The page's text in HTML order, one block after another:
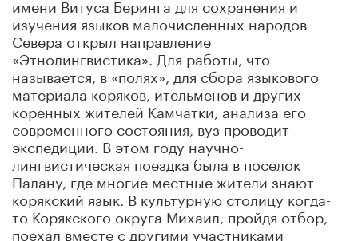
имени Витуса Беринга для сохранения и
изучения языков малочисленных народов
Севера открыл направление
«Этнолингвистика». Для работы, что
называется, в «полях», для сбора языкового
материала коряков, ительменов и других
коренных жителей Камчатки, анализа его
современного состояния, вуз проводит
экспедиции. В этом году научно-
лингвистическая поездка была в поселок
Палану, где многие местные жители знают
корякский язык. В культурную столицу когда-
то Корякского округа Михаил, пройдя отбор,
поехал вместе с другими участниками